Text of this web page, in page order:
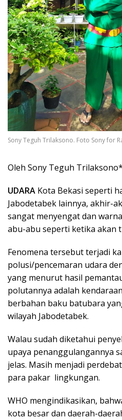
Sony Teguh Trilaksono. Foto Sony for
Oleh Sony Teguh Trilaksono*
UDARA Kota Bekasi seperti
Jabodetabek lainnya, akhir-
sangat menyengat dan
abu-abu seperti ketika akan
Fenomena tersebut terjadi
polusi/pencemaran udara
yang menurut hasil
polutannya adalah
berbahan baku batubara
wilayah Jabodetabek.
Walau sudah diketahui
upaya penanggulangannya
jelas. Masih menjadi
para pakar lingkungan.
WHO mengindikasikan,
kota besar dan daerah-